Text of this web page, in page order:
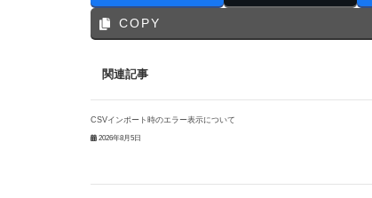
COPY
関連記事
CSVインポート時のエラー表示について
2026年8月5日